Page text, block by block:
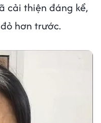
cải thiện đáng kể,
hơn trước.